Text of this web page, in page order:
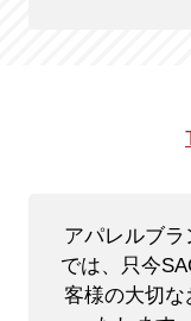
アパレルブ
では、只今
客様の大切